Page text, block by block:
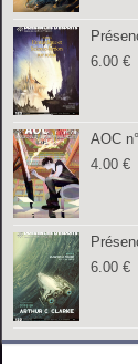
6.00€
AOC
4.00€
6.00€